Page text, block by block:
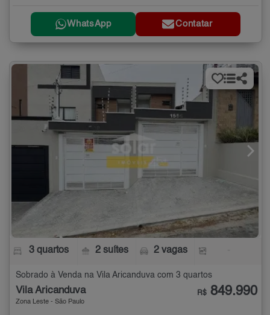
WhatsApp Contatar
3 quartos 2 suítes 2 vagas
Sobrado à Venda na Vila Aricanduva com 3 quartos
Vila Aricanduva
Zona Leste - São Paulo
R$ 849.990